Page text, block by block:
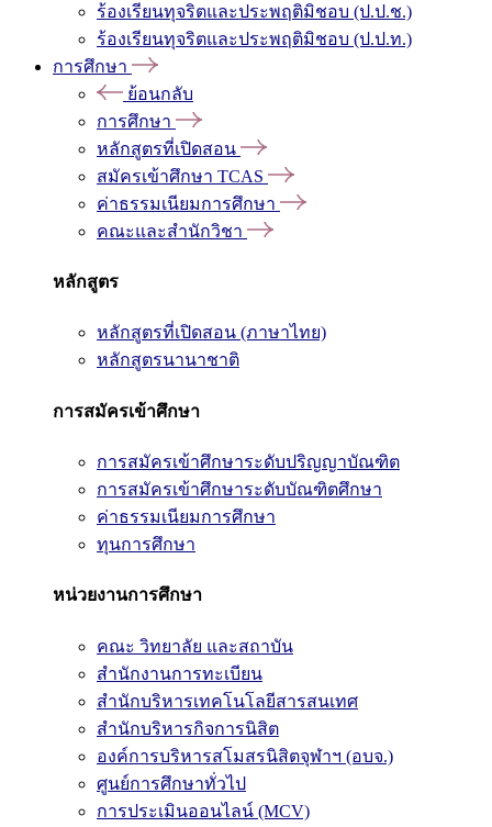
ร้องเรียนทุจริตและประพฤติมิชอบ (ป.ป.ช.)
ร้องเรียนทุจริตและประพฤติมิชอบ (ป.ป.ท.)
การศึกษา
ย้อนกลับ
การศึกษา
หลักสูตรที่เปิดสอน
สมัครเข้าศึกษา TCAS
ค่าธรรมเนียมการศึกษา
คณะและสำนักวิชา
หลักสูตร
หลักสูตรที่เปิดสอน (ภาษาไทย)
หลักสูตรนานาชาติ
การสมัครเข้าศึกษา
การสมัครเข้าศึกษาระดับปริญญาบัณฑิต
การสมัครเข้าศึกษาระดับบัณฑิตศึกษา
ค่าธรรมเนียมการศึกษา
ทุนการศึกษา
หน่วยงานการศึกษา
คณะ วิทยาลัย และสถาบัน
สำนักงานการทะเบียน
สำนักบริหารเทคโนโลยีสารสนเทศ
สำนักบริหารกิจการนิสิต
องค์การบริหารสโมสรนิสิตจุฬาฯ (อบจ.)
ศูนย์การศึกษาทั่วไป
การประเมินออนไลน์ (MCV)